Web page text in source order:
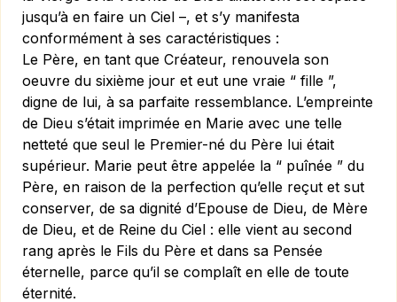
jusqu’à en faire un Ciel –, et s’y manifesta
conformément à ses caractéristiques :
Le Père, en tant que Créateur, renouvela son
oeuvre du sixième jour et eut une vraie “ fille ”,
digne de lui, à sa parfaite ressemblance. L’empreinte
de Dieu s’était imprimée en Marie avec une telle
netteté que seul le Premier-né du Père lui était
supérieur. Marie peut être appelée la “ puînée ” du
Père, en raison de la perfection qu’elle reçut et sut
conserver, de sa dignité d’Epouse de Dieu, de Mère
de Dieu, et de Reine du Ciel : elle vient au second
rang après le Fils du Père et dans sa Pensée
éternelle, parce qu’il se complaît en elle de toute
éternité.